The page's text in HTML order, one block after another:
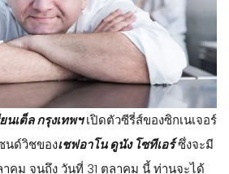
นเต็ล กรุงเทพฯเปิดตัวซีรี่ส์ของซิกเนเจอร์
นด์วิชของเชฟอาโน ดูนัง โซทีเอร์ซึ่งจะมี
คม จนถึง วันที่ 31 ตุลาคม นี้ ท่านจะได้